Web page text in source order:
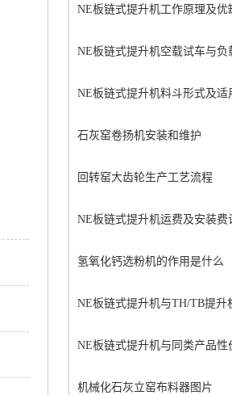
NE板链式提升机工作原理及优
NE板链式提升机空载试车与负
NE板链式提升机料斗形式及适
石灰窑卷扬机安装和维护
回转窑大齿轮生产工艺流程
NE板链式提升机运费及安装费
氢氧化钙选粉机的作用是什么
NE板链式提升机与TH/TB提升
NE板链式提升机与同类产品性
机械化石灰立窑布料器图片